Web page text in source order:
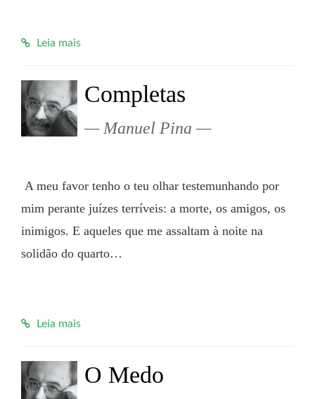
Leia mais
Completas
Manuel Pina
mim perante juízes terríveis: a morte, os amigos, os
inimigos. E aqueles que me assaltam à noite na
solidão do quarto…
Leia mais
O Medo